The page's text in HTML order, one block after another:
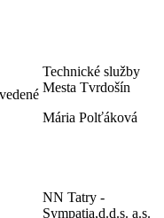
Technické služby
Mesta Tvrdošín
Mária Polťáková
NN Tatry -
Sympatia,d.d.s. a.s.